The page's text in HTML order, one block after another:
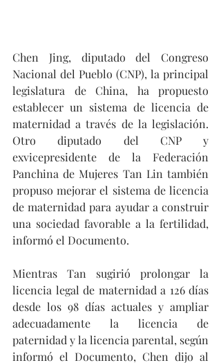
Chen Jing, diputado del Congreso
Nacional del Pueblo (CNP), la principal
legislatura de China, ha propuesto
establecer un sistema de licencia de
maternidad a través de la legislación.
Otro diputado del CNP y
exvicepresidente de la Federación
Panchina de Mujeres Tan Lin también
propuso mejorar el sistema de licencia
de maternidad para ayudar a construir
una sociedad favorable a la fertilidad,
informó el Documento.
Mientras Tan sugirió prolongar la
licencia legal de maternidad a 126 días
desde los 98 días actuales y ampliar
adecuadamente la licencia de
paternidad y la licencia parental, según
informó el Documento, Chen dijo al